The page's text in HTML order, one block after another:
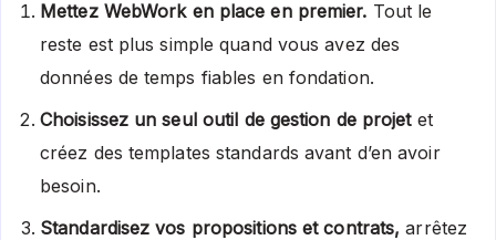
Mettez WebWork en place en premier. Tout le
reste est plus simple quand vous avez des
données de temps fiables en fondation.
Choisissez un seul outil de gestion de projetet
créez des templates standards avant d’en avoir
besoin.
Standardisez vos propositions et contrats, arrêtez